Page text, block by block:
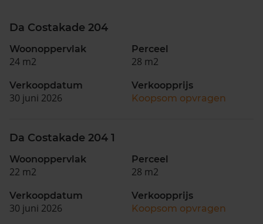
Da Costakade 204
Woonoppervlak
24 m2
Perceel
28 m2
Verkoopdatum
30 juni 2026
Verkoopprijs
Koopsom opvragen
Da Costakade 204 1
Woonoppervlak
22 m2
Perceel
28 m2
Verkoopdatum
30 juni 2026
Verkoopprijs
Koopsom opvragen